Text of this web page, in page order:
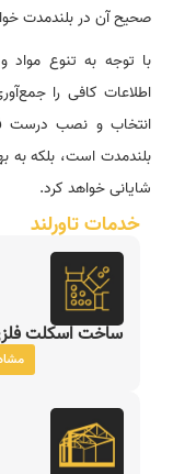
صحیح آن در بلندمدت
با توجه به تنوع مواد
اطلاعات کافی را
انتخاب و نصب درست
بلندمدت است، بلکه به
شایانی خواهد کرد.
خدمات تاورلند
ساخت اسکلت